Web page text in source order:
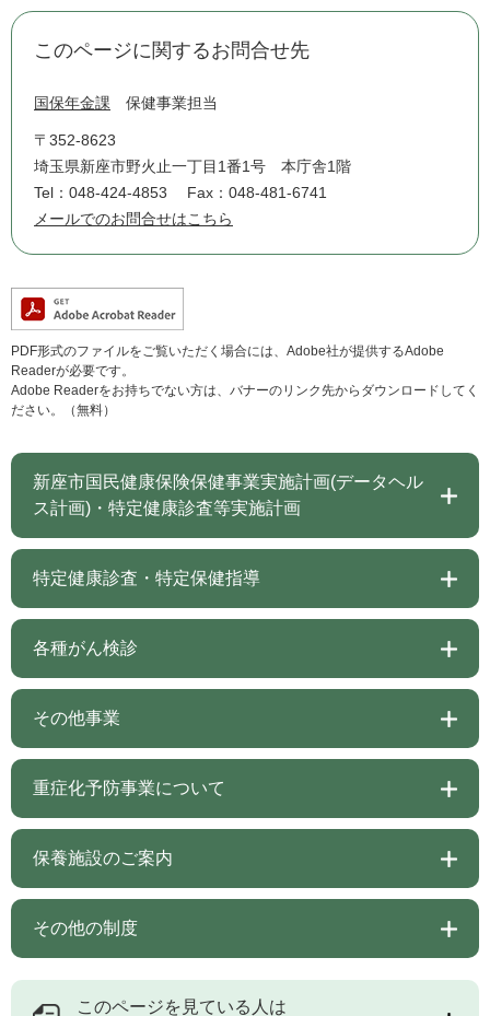
このページに関するお問合せ先
国保年金課 保健事業担当
〒352-8623
埼玉県新座市野火止一丁目1番1号 本庁舎1階
Tel：048-424-4853
Fax：048-481-6741
メールでのお問合せはこちら
PDF形式のファイルをご覧いただく場合には、Adobe社が提供するAdobe
Readerが必要です。
Adobe Readerをお持ちでない方は、バナーのリンク先からダウンロードしてく
ださい。（無料）
新座市国民健康保険保健事業実施計画(データヘル
ス計画)・特定健康診査等実施計画
特定健康診査・特定保健指導
各種がん検診
その他事業
重症化予防事業について
保養施設のご案内
その他の制度
このページを見ている人は